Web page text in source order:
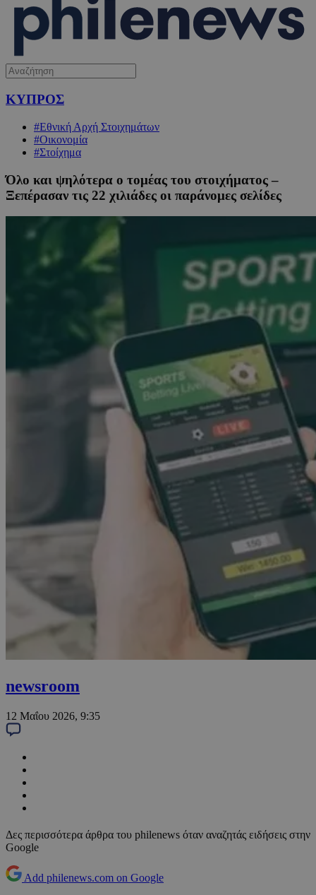
ΚΥΠΡΟΣ
#Εθνική Αρχή Στοιχημάτων
#Οικονομία
#Στοίχημα
Όλο και ψηλότερα ο τομέας του στοιχήματος –
Ξεπέρασαν τις 22 χιλιάδες οι παράνομες σελίδες
newsroom
12 Μαΐου 2026, 9:35
Δες περισσότερα άρθρα του philenews όταν αναζητάς ειδήσεις στην
Google
Add philenews.com on Google